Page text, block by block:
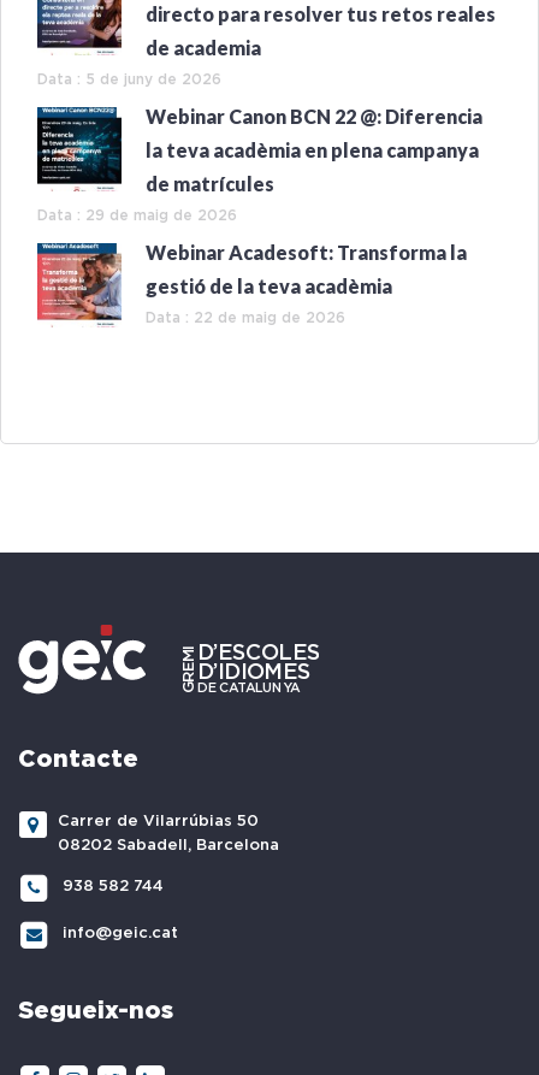
directo para resolver tus retos reales
de academia
Data : 5 de juny de 2026
Webinar Canon BCN 22 @: Diferencia
la teva acadèmia en plena campanya
de matrícules
Data : 29 de maig de 2026
Webinar Acadesoft: Transforma la
gestió de la teva acadèmia
Data : 22 de maig de 2026
Contacte
Carrer de Vilarrúbias 50
08202 Sabadell, Barcelona
938 582 744
info@geic.cat
Segueix-nos